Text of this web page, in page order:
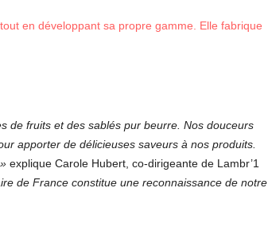
en développant sa propre gamme. Elle fabrique
de fruits et des sablés pur beurre. Nos douceurs
apporter de délicieuses saveurs à nos produits.
explique Carole Hubert, co-dirigeante de Lambr’1
de France constitue une reconnaissance de notre